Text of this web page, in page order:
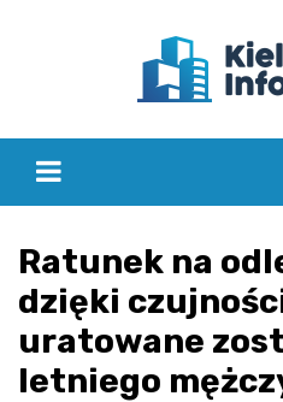
Ratunek na
dzięki
uratowane
letniego